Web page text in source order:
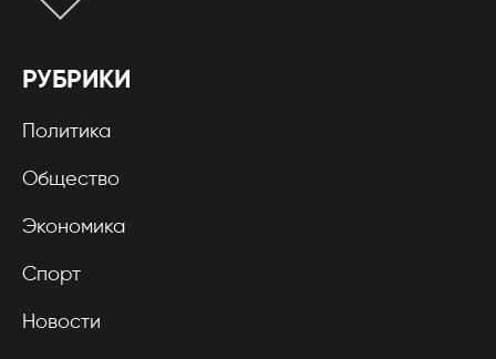
РУБРИКИ
Политика
Общество
Экономика
Спорт
Новости